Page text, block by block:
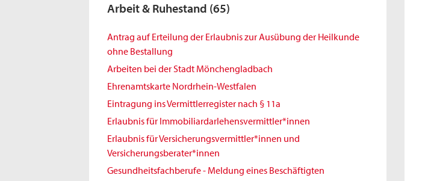
Arbeit & Ruhestand (65)
Antrag auf Erteilung der Erlaubnis zur Ausübung der Heilkunde
ohne Bestallung
Arbeiten bei der Stadt Mönchengladbach
Ehrenamtskarte Nordrhein-Westfalen
Eintragung ins Vermittlerregister nach § 11a
Erlaubnis für Immobiliardarlehensvermittler*innen
Erlaubnis für Versicherungsvermittler*innen und
Versicherungsberater*innen
Gesundheitsfachberufe - Meldung eines Beschäftigten